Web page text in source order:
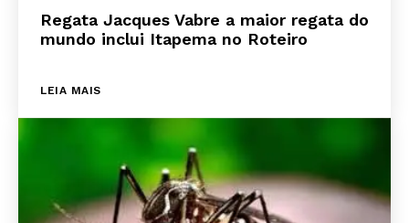
Regata Jacques Vabre a maior regata do
mundo inclui Itapema no Roteiro
LEIA MAIS